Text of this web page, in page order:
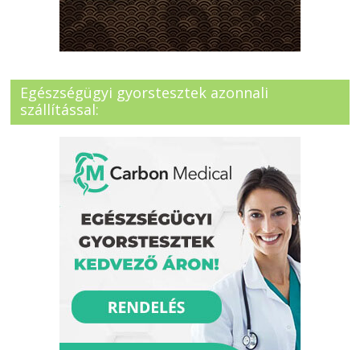
Egészségügyi gyorstesztek azonnali
szállítással: